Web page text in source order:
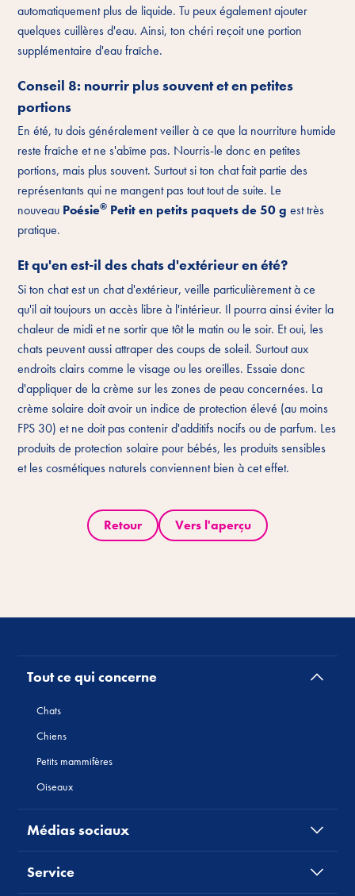
automatiquement plus de liquide. Tu peux également ajouter
quelques cuillères d'eau. Ainsi, ton chéri reçoit une portion
supplémentaire d'eau fraîche.
Conseil 8: nourrir plus souvent et en petites
portions
En été, tu dois généralement veiller à ce que la nourriture humide
reste fraîche et ne s'abîme pas. Nourris-le donc en petites
portions, mais plus souvent. Surtout si ton chat fait partie des
représentants qui ne mangent pas tout tout de suite. Le
nouveau Poésie® Petit en petits paquets de 50 g est très
pratique.
Et qu'en est-il des chats d'extérieur en été?
Si ton chat est un chat d'extérieur, veille particulièrement à ce
qu'il ait toujours un accès libre à l'intérieur. Il pourra ainsi éviter la
chaleur de midi et ne sortir que tôt le matin ou le soir. Et oui, les
chats peuvent aussi attraper des coups de soleil. Surtout aux
endroits clairs comme le visage ou les oreilles. Essaie donc
d'appliquer de la crème sur les zones de peau concernées. La
crème solaire doit avoir un indice de protection élevé (au moins
FPS 30) et ne doit pas contenir d'additifs nocifs ou de parfum. Les
produits de protection solaire pour bébés, les produits sensibles
et les cosmétiques naturels conviennent bien à cet effet.
Retour Vers l'aperçu
Tout ce qui concerne
Chats
Chiens
Petits mammifères
Oiseaux
Médias sociaux
Service